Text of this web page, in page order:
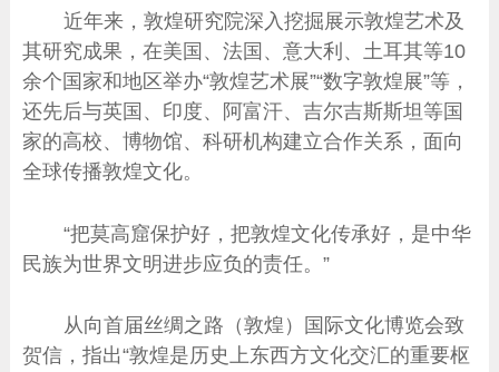
近年来，敦煌研究院深入挖掘展示敦煌艺术及
其研究成果，在美国、法国、意大利、土耳其等10
余个国家和地区举办“敦煌艺术展”“数字敦煌展”等，
还先后与英国、印度、阿富汗、吉尔吉斯斯坦等国
家的高校、博物馆、科研机构建立合作关系，面向
全球传播敦煌文化。
“把莫高窟保护好，把敦煌文化传承好，是中华
民族为世界文明进步应负的责任。”
从向首届丝绸之路（敦煌）国际文化博览会致
贺信，指出“敦煌是历史上东西方文化交汇的重要枢